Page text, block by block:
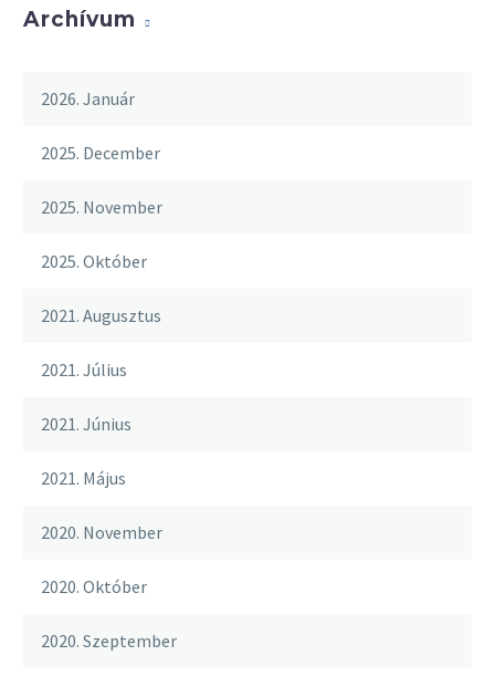
Archívum
2026. Január
2025. December
2025. November
2025. Október
2021. Augusztus
2021. Július
2021. Június
2021. Május
2020. November
2020. Október
2020. Szeptember